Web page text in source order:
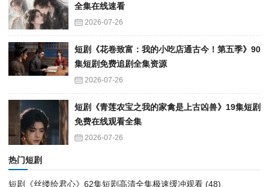
全集在线速看
2026-07-26
短剧《花卷致富：我的小吃店通古今！第五季》90
集短剧免费追剧全集资源
2026-07-26
短剧《青莲农宝之我的家禽是上古凶兽》19集短剧
免费在线观看全集
2026-07-26
热门短剧
短剧《丝缕绘君心》62集短剧高清全集极速缓冲观看 (48)